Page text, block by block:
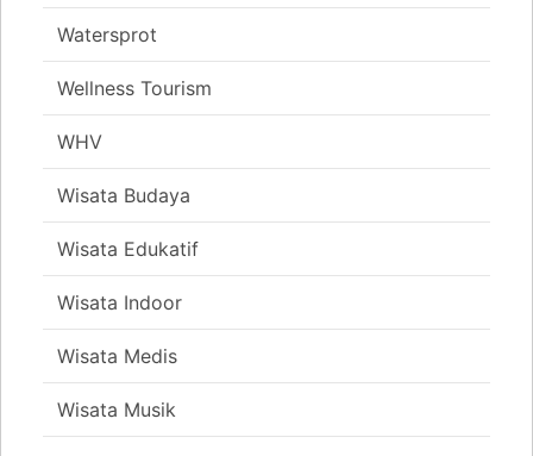
Watersprot
Wellness Tourism
WHV
Wisata Budaya
Wisata Edukatif
Wisata Indoor
Wisata Medis
Wisata Musik